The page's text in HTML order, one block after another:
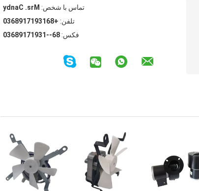
تماس با شخص: Mrs. Candy
تلفن: +8613917198630
فکس: 86--13917198630